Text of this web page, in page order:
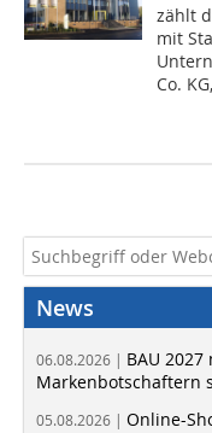
zählt
mit
Co.
News
06.08.2026 | BAU
Markenbotschaftern
05.08.2026 | Online-